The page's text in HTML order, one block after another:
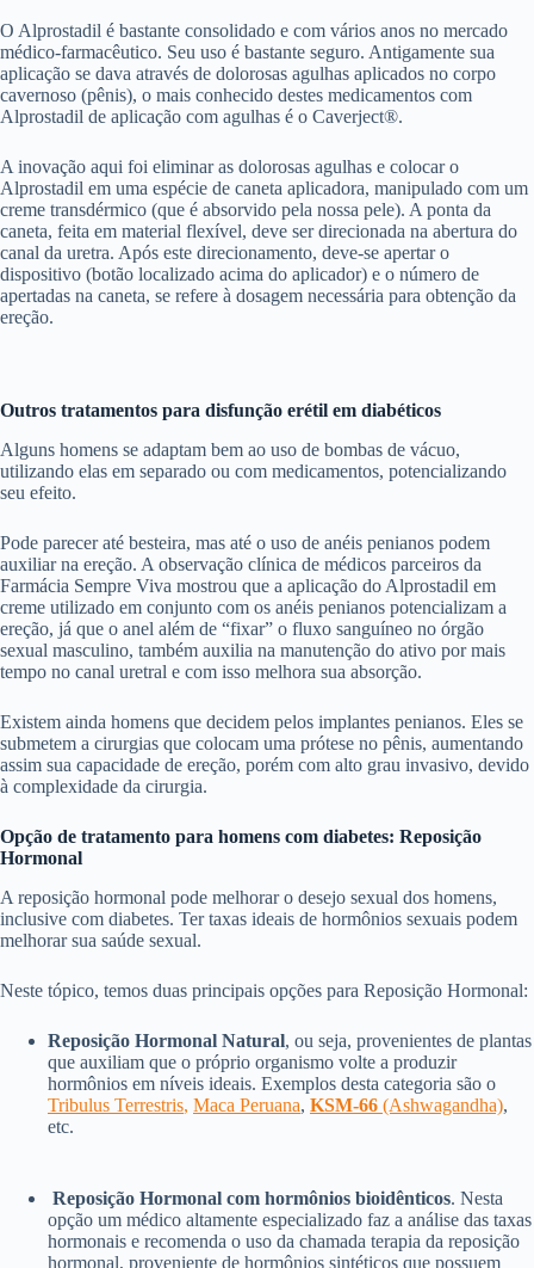
O Alprostadil é bastante consolidado e com vários anos no mercado
médico-farmacêutico. Seu uso é bastante seguro. Antigamente sua
aplicação se dava através de dolorosas agulhas aplicados no corpo
cavernoso (pênis), o mais conhecido destes medicamentos com
Alprostadil de aplicação com agulhas é o Caverject®.
A inovação aqui foi eliminar as dolorosas agulhas e colocar o
Alprostadil em uma espécie de caneta aplicadora, manipulado com um
creme transdérmico (que é absorvido pela nossa pele). A ponta da
caneta, feita em material flexível, deve ser direcionada na abertura do
canal da uretra. Após este direcionamento, deve-se apertar o
dispositivo (botão localizado acima do aplicador) e o número de
apertadas na caneta, se refere à dosagem necessária para obtenção da
ereção.
Outros tratamentos para disfunção erétil em diabéticos
Alguns homens se adaptam bem ao uso de bombas de vácuo,
utilizando elas em separado ou com medicamentos, potencializando
seu efeito.
Pode parecer até besteira, mas até o uso de anéis penianos podem
auxiliar na ereção. A observação clínica de médicos parceiros da
Farmácia Sempre Viva mostrou que a aplicação do Alprostadil em
creme utilizado em conjunto com os anéis penianos potencializam a
ereção, já que o anel além de “fixar” o fluxo sanguíneo no órgão
sexual masculino, também auxilia na manutenção do ativo por mais
tempo no canal uretral e com isso melhora sua absorção.
Existem ainda homens que decidem pelos implantes penianos. Eles se
submetem a cirurgias que colocam uma prótese no pênis, aumentando
assim sua capacidade de ereção, porém com alto grau invasivo, devido
à complexidade da cirurgia.
Opção de tratamento para homens com diabetes: Reposição
Hormonal
A reposição hormonal pode melhorar o desejo sexual dos homens,
inclusive com diabetes. Ter taxas ideais de hormônios sexuais podem
melhorar sua saúde sexual.
Neste tópico, temos duas principais opções para Reposição Hormonal:
Reposição Hormonal Natural, ou seja, provenientes de plantas
que auxiliam que o próprio organismo volte a produzir
hormônios em níveis ideais. Exemplos desta categoria são o
Tribulus Terrestris, Maca Peruana, KSM-66 (Ashwagandha),
etc.
Reposição Hormonal com hormônios bioidênticos. Nesta
opção um médico altamente especializado faz a análise das taxas
hormonais e recomenda o uso da chamada terapia da reposição
hormonal, proveniente de hormônios sintéticos que possuem